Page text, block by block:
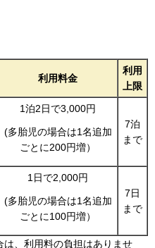
利用料金
利用
上限
1泊2日で3,000円
(多胎児の場合は1名追加
ごとに200円増）
7泊
まで
1日で2,000円
(多胎児の場合は1名追加
ごとに100円増）
7日
まで
、利用料の負担はありませ